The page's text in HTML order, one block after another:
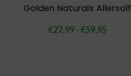
Golden Naturals Allersolf
€27,99- €59,95